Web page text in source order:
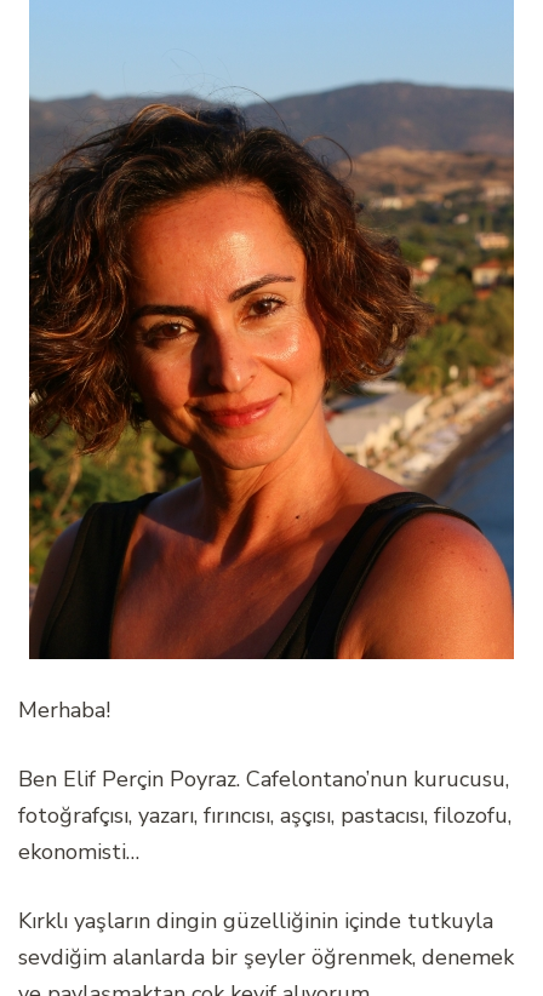
Merhaba!
Ben Elif Perçin Poyraz. Cafelontano’nun kurucusu,
fotoğrafçısı, yazarı, fırıncısı, aşçısı, pastacısı, filozofu,
ekonomisti…
Kırklı yaşların dingin güzelliğinin içinde tutkuyla
sevdiğim alanlarda bir şeyler öğrenmek, denemek